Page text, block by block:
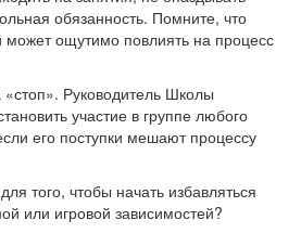
обязанность. Помните, что
ощутимо повлиять на процесс
«стоп». Руководитель Школы
участие в группе любого
его поступки мешают процессу
того, чтобы начать избавляться
или игровой зависимостей?